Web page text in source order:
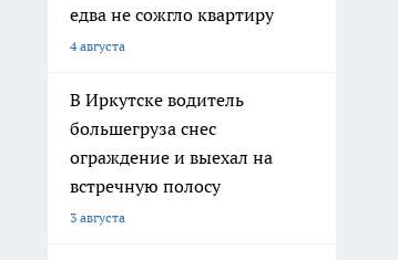
едва не сожгло квартиру
4 августа
В Иркутске водитель
большегруза снес
ограждение и выехал на
встречную полосу
3 августа